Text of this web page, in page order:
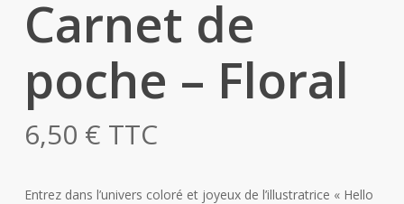
Carnet de
poche – Floral
6,50 € TTC
Entrez dans l’univers coloré et joyeux de l’illustratrice « Hello